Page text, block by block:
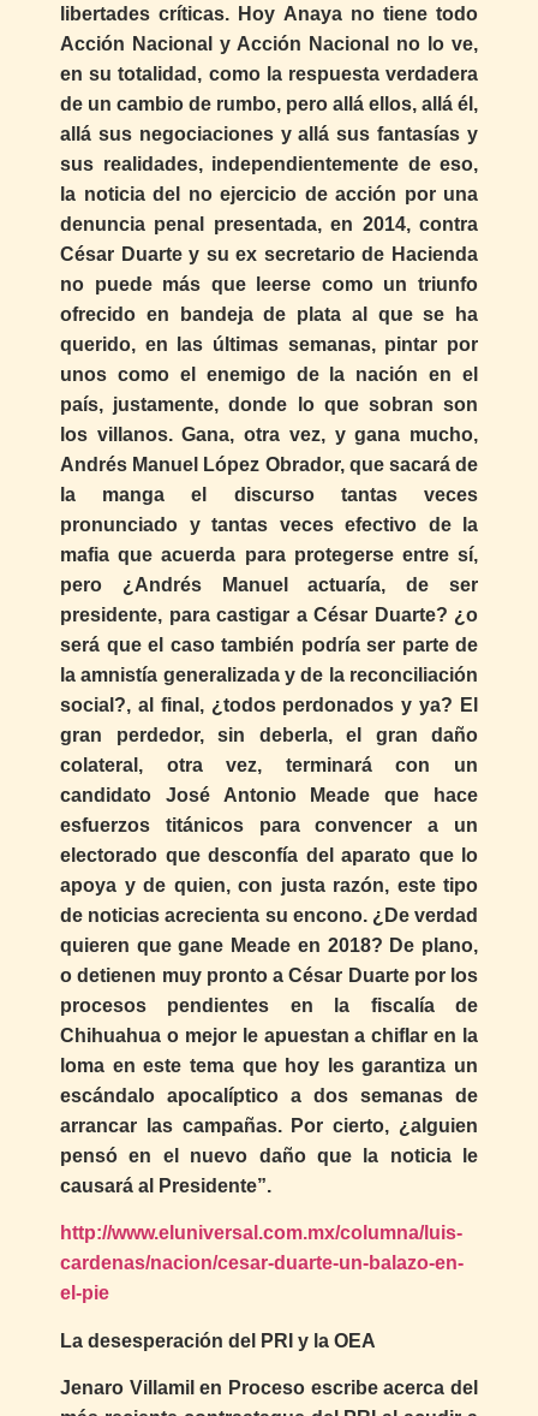
libertades críticas. Hoy Anaya no tiene todo
Acción Nacional y Acción Nacional no lo ve,
en su totalidad, como la respuesta verdadera
de un cambio de rumbo, pero allá ellos, allá él,
allá sus negociaciones y allá sus fantasías y
sus realidades, independientemente de eso,
la noticia del no ejercicio de acción por una
denuncia penal presentada, en 2014, contra
César Duarte y su ex secretario de Hacienda
no puede más que leerse como un triunfo
ofrecido en bandeja de plata al que se ha
querido, en las últimas semanas, pintar por
unos como el enemigo de la nación en el
país, justamente, donde lo que sobran son
los villanos. Gana, otra vez, y gana mucho,
Andrés Manuel López Obrador, que sacará de
la manga el discurso tantas veces
pronunciado y tantas veces efectivo de la
mafia que acuerda para protegerse entre sí,
pero ¿Andrés Manuel actuaría, de ser
presidente, para castigar a César Duarte? ¿o
será que el caso también podría ser parte de
la amnistía generalizada y de la reconciliación
social?, al final, ¿todos perdonados y ya? El
gran perdedor, sin deberla, el gran daño
colateral, otra vez, terminará con un
candidato José Antonio Meade que hace
esfuerzos titánicos para convencer a un
electorado que desconfía del aparato que lo
apoya y de quien, con justa razón, este tipo
de noticias acrecienta su encono. ¿De verdad
quieren que gane Meade en 2018? De plano,
o detienen muy pronto a César Duarte por los
procesos pendientes en la fiscalía de
Chihuahua o mejor le apuestan a chiflar en la
loma en este tema que hoy les garantiza un
escándalo apocalíptico a dos semanas de
arrancar las campañas. Por cierto, ¿alguien
pensó en el nuevo daño que la noticia le
causará al Presidente”.
http://www.eluniversal.com.mx/columna/luis-
cardenas/nacion/cesar-duarte-un-balazo-en-
el-pie
La desesperación del PRI y la OEA
Jenaro Villamil en Proceso escribe acerca del